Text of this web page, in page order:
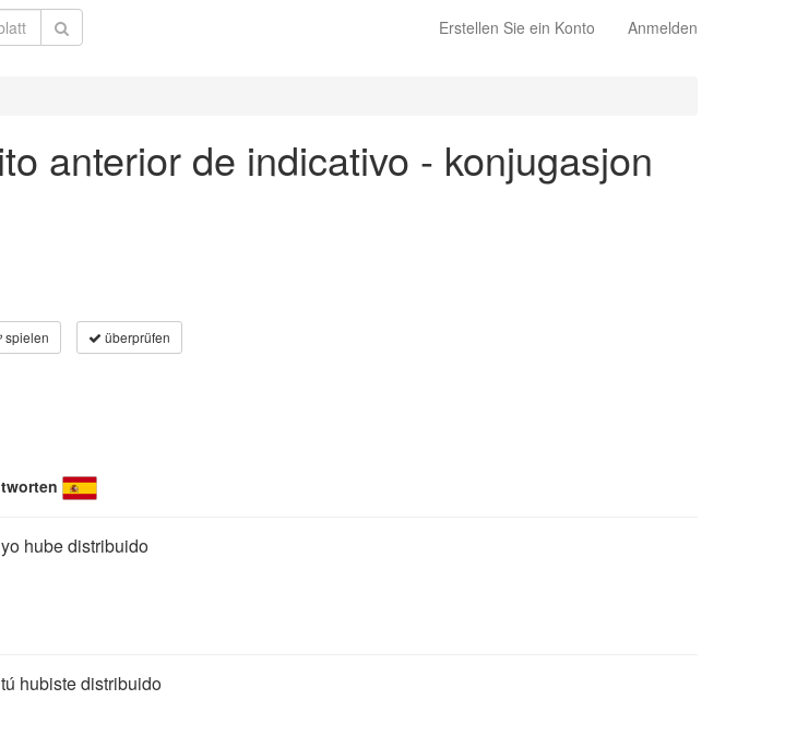
Erstellen Sie ein Konto Anmelden
anterior de indicativo - konjugasjon
spielen überprüfen
yo hube distribuido
tú hubiste distribuido